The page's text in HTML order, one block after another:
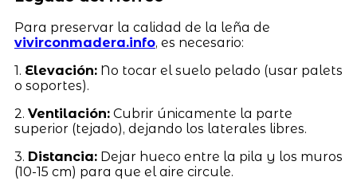
Para preservar la calidad de la leña de
vivirconmadera.info, es necesario:
1. Elevación:No tocar el suelo pelado (usar palets
o soportes).
2. Ventilación:Cubrir únicamente la parte
superior (tejado), dejando los laterales libres.
3. Distancia:Dejar hueco entre la pila y los muros
(10-15 cm) para que el aire circule.